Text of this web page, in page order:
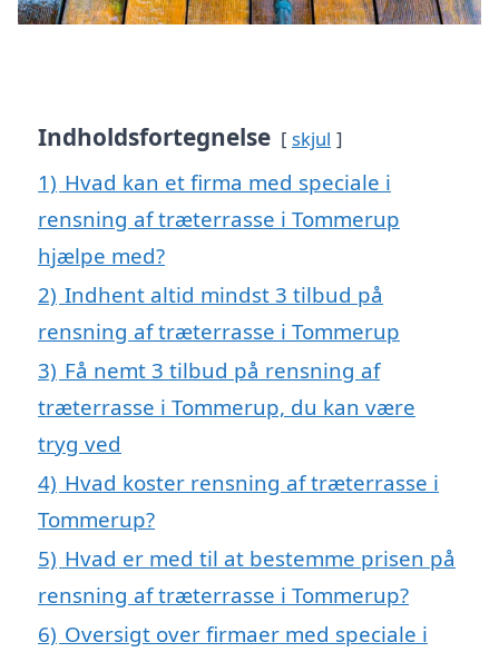
Indholdsfortegnelse skjul
1) Hvad kan et firma med speciale i
rensning af træterrasse i Tommerup
hjælpe med?
2) Indhent altid mindst 3 tilbud på
rensning af træterrasse i Tommerup
3) Få nemt 3 tilbud på rensning af
træterrasse i Tommerup, du kan være
tryg ved
4) Hvad koster rensning af træterrasse i
Tommerup?
5) Hvad er med til at bestemme prisen på
rensning af træterrasse i Tommerup?
6) Oversigt over firmaer med speciale i